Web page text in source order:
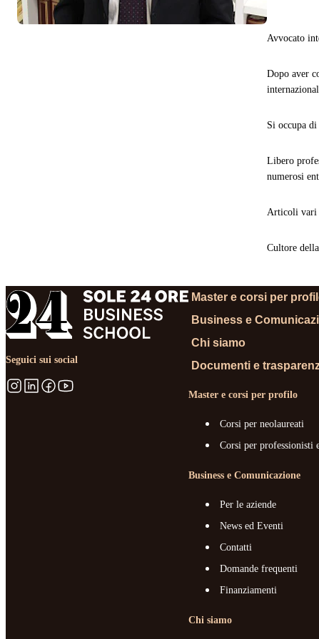
Avvocato
Dopo aver
Si occupa
Libero
numerosi
Articoli vari
Cultore
Seguici sui social
Master e corsi per
Business e
Chi siamo
Documenti e
Master e corsi per profilo
Corsi per neolaureati
Corsi per professionisti
Business e Comunicazione
Per le aziende
News ed Eventi
Contatti
Domande frequenti
Finanziamenti
Chi siamo